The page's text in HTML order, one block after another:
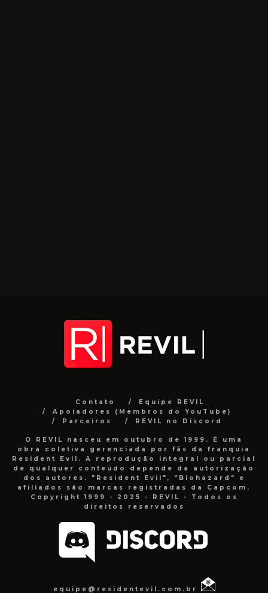
Contato
Equipe REVIL
Apoiadores (Membros do YouTube)
Parceiros
REVIL no Discord
O REVIL nasceu em outubro de 1999. É uma
obra coletiva gerenciada por fãs da franquia
Resident Evil. A reprodução integral ou parcial
de qualquer conteúdo depende da autorização
dos autores. "Resident Evil", "Biohazard" e
afiliados são marcas registradas da Capcom.
Copyright 1999 - 2025 - REVIL - Todos os
direitos reservados
equipe@residentevil.com.br